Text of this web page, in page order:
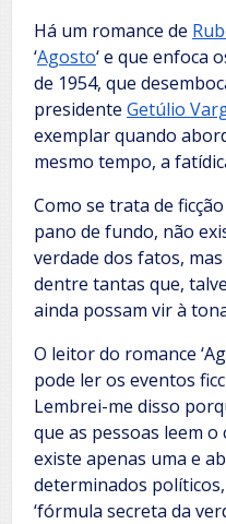
Há um romance de
‘Agosto‘ e que enfoca
de 1954, que
presidente Getúlio
exemplar quando
mesmo tempo, a
Como se trata de
pano de fundo, não
verdade dos fatos,
dentre tantas que,
ainda possam vir à
O leitor do romance
pode ler os eventos
Lembrei-me disso
que as pessoas leem
existe apenas uma e
determinados
‘fórmula secreta da